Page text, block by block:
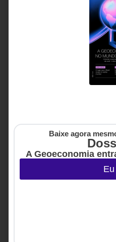
Baixe agora
A Geoeconomia